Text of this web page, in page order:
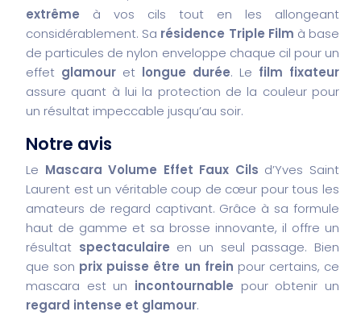
extrême à vos cils tout en les allongeant
considérablement. Sa résidence Triple Film à base
de particules de nylon enveloppe chaque cil pour un
effet glamour et longue durée. Le film fixateur
assure quant à lui la protection de la couleur pour
un résultat impeccable jusqu’au soir.
Notre avis
Le Mascara Volume Effet Faux Cils d’Yves Saint
Laurent est un véritable coup de cœur pour tous les
amateurs de regard captivant. Grâce à sa formule
haut de gamme et sa brosse innovante, il offre un
résultat spectaculaire en un seul passage. Bien
que son prix puisse être un frein pour certains, ce
mascara est un incontournable pour obtenir un
regard intense et glamour.